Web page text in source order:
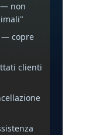
— non
— copre
clienti